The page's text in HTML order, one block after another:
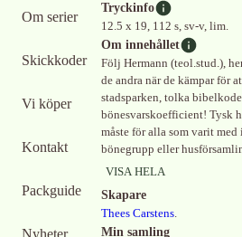
Om serier
Skickkoder
Vi köper
Kontakt
Packguide
Nyheter
Tryckinfo
12.5 x 19, 112 s, sv-v, lim.
Om innehållet
Följ Hermann (teol.stud.),
de andra när de kämpar för
stadsparken, tolka
bönesvarskoefficient! Tysk
måste för alla som varit
bönegrupp eller
VISA HELA
Skapare
Thees Carstens.
Min samling